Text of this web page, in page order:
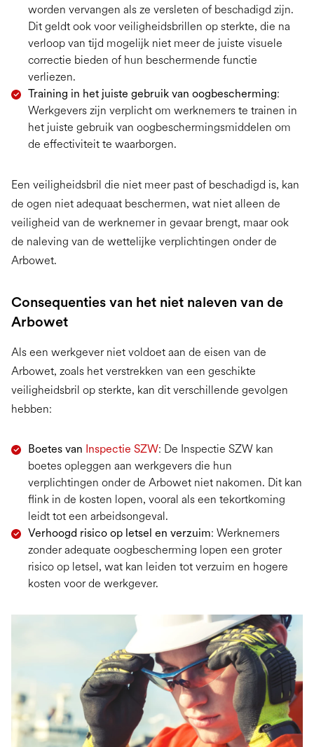
worden vervangen als ze versleten of beschadigd zijn.
Dit geldt ook voor veiligheidsbrillen op sterkte, die na
verloop van tijd mogelijk niet meer de juiste visuele
correctie bieden of hun beschermende functie
verliezen.
Training in het juiste gebruik van oogbescherming:
Werkgevers zijn verplicht om werknemers te trainen in
het juiste gebruik van oogbeschermingsmiddelen om
de effectiviteit te waarborgen.
Een veiligheidsbril die niet meer past of beschadigd is, kan
de ogen niet adequaat beschermen, wat niet alleen de
veiligheid van de werknemer in gevaar brengt, maar ook
de naleving van de wettelijke verplichtingen onder de
Arbowet.
Consequenties van het niet naleven van de
Arbowet
Als een werkgever niet voldoet aan de eisen van de
Arbowet, zoals het verstrekken van een geschikte
veiligheidsbril op sterkte, kan dit verschillende gevolgen
hebben:
Boetes van Inspectie SZW: De Inspectie SZW kan
boetes opleggen aan werkgevers die hun
verplichtingen onder de Arbowet niet nakomen. Dit kan
flink in de kosten lopen, vooral als een tekortkoming
leidt tot een arbeidsongeval.
Verhoogd risico op letsel en verzuim: Werknemers
zonder adequate oogbescherming lopen een groter
risico op letsel, wat kan leiden tot verzuim en hogere
kosten voor de werkgever.